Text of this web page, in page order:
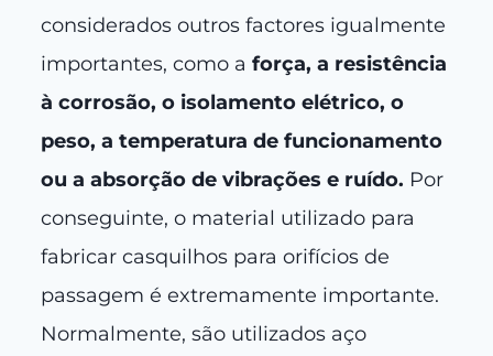
considerados outros factores igualmente
importantes, como a força, a resistência
à corrosão, o isolamento elétrico, o
peso, a temperatura de funcionamento
ou a absorção de vibrações e ruído. Por
conseguinte, o material utilizado para
fabricar casquilhos para orifícios de
passagem é extremamente importante.
Normalmente, são utilizados aço